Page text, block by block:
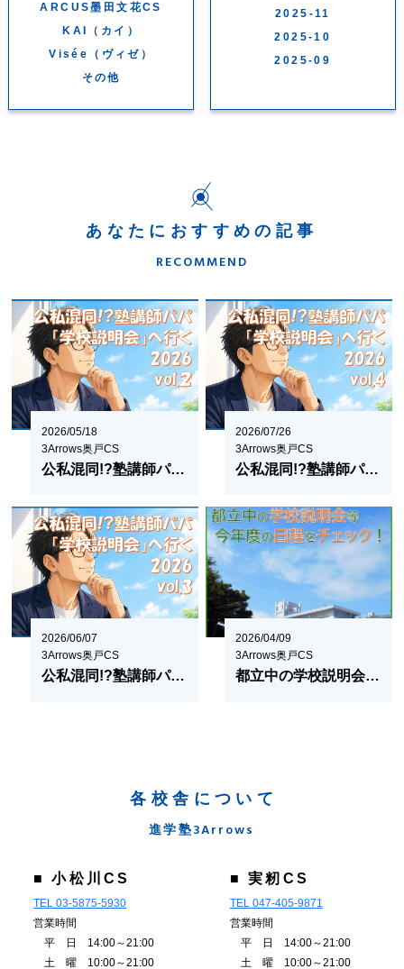
ARCUS墨田文花CS
KAI（カイ）
Visée（ヴィゼ）
その他
2025-11
2025-10
2025-09
あなたにおすすめの記事
RECOMMEND
2026/05/18
3Arrows奥戸CS
公私混同!?塾講師パパ、学校説明会に行く２
2026/07/26
3Arrows奥戸CS
公私混同!?塾講師パパ「学校説明会」へ行くvol.4
2026/06/07
3Arrows奥戸CS
公私混同!?塾講師パパ、学校説明会に行く３
2026/04/09
3Arrows奥戸CS
都立中の学校説明会日程をチェックしておこう！
各校舎について
進学塾3Arrows
■ 小松川CS
TEL 03-5875-5930
営業時間
平 日 14:00～21:00
土 曜 10:00～21:00
■ 実籾CS
TEL 047-405-9871
営業時間
平 日 14:00～21:00
土 曜 10:00～21:00